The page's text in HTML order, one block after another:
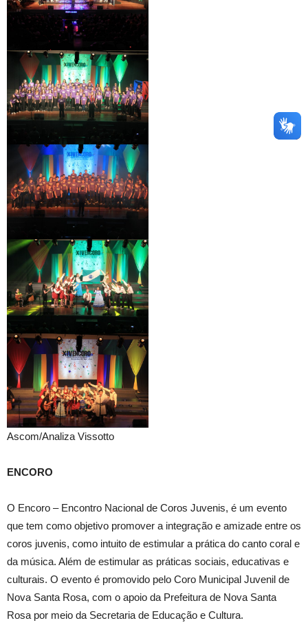
Ascom/Analiza Vissotto
ENCORO
O Encoro – Encontro Nacional de Coros Juvenis, é um evento
que tem como objetivo promover a integração e amizade entre os
coros juvenis, como intuito de estimular a prática do canto coral e
da música. Além de estimular as práticas sociais, educativas e
culturais. O evento é promovido pelo Coro Municipal Juvenil de
Nova Santa Rosa, com o apoio da Prefeitura de Nova Santa
Rosa por meio da Secretaria de Educação e Cultura.